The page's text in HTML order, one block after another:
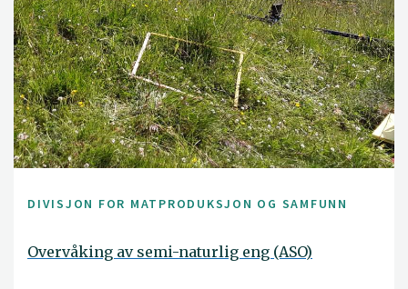
DIVISJON FOR MATPRODUKSJON OG SAMFUNN
Overvåking av semi-naturlig eng (ASO)